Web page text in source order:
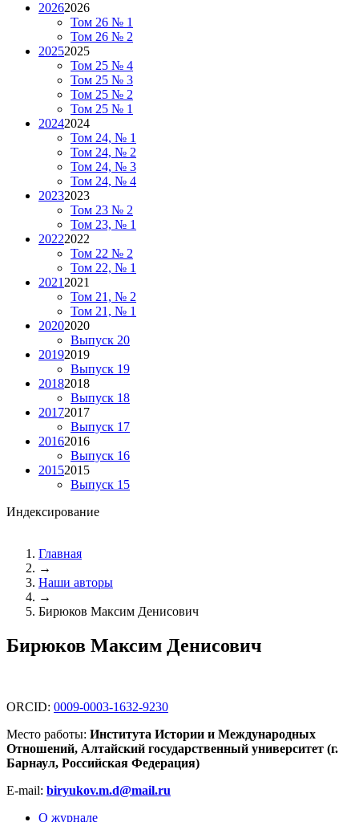
20262026
Том 26 № 1
Том 26 № 2
20252025
Том 25 № 4
Том 25 № 3
Том 25 № 2
Том 25 № 1
20242024
Том 24, № 1
Том 24, № 2
Том 24, № 3
Том 24, № 4
20232023
Том 23 № 2
Том 23, № 1
20222022
Том 22 № 2
Том 22, № 1
2021 2021
Том 21, № 2
Том 21, № 1
20202020
Выпуск 20
20192019
Выпуск 19
20182018
Выпуск 18
20172017
Выпуск 17
20162016
Выпуск 16
20152015
Выпуск 15
Индексирование
Главная
→
Наши авторы
→
Бирюков Максим Денисович
Бирюков Максим Денисович
ORCID: 0009-0003-1632-9230
Место работы: Института Истории и Международных
Отношений, Алтайский государственный университет (г.
Барнаул, Российская Федерация)
E-mail: biryukov.m.d@mail.ru
О журнале